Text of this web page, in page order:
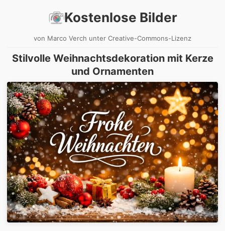
Kostenlose Bilder
von Marco Verch unter Creative-Commons-Lizenz
Stilvolle Weihnachtsdekoration mit Kerze
und Ornamenten